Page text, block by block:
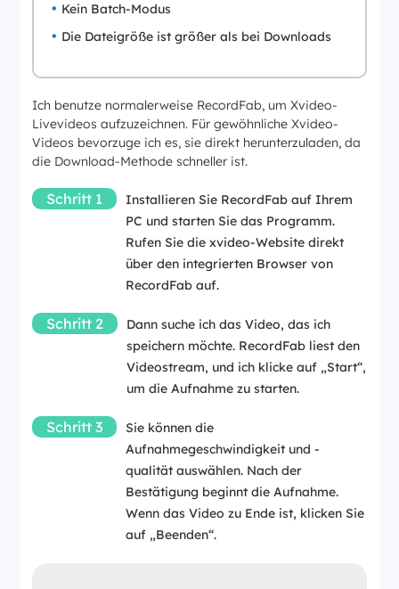
Kein Batch-Modus
Die Dateigröße ist größer als bei Downloads
Ich benutze normalerweise RecordFab, um Xvideo-
Livevideos aufzuzeichnen. Für gewöhnliche Xvideo-
Videos bevorzuge ich es, sie direkt herunterzuladen, da
die Download-Methode schneller ist.
Schritt 1
Installieren Sie RecordFab auf Ihrem
PC und starten Sie das Programm.
Rufen Sie die xvideo-Website direkt
über den integrierten Browser von
RecordFab auf.
Schritt 2
Dann suche ich das Video, das ich
speichern möchte. RecordFab liest den
Videostream, und ich klicke auf „Start“,
um die Aufnahme zu starten.
Schritt 3
Sie können die
Aufnahmegeschwindigkeit und -
qualität auswählen. Nach der
Bestätigung beginnt die Aufnahme.
Wenn das Video zu Ende ist, klicken Sie
auf „Beenden“.